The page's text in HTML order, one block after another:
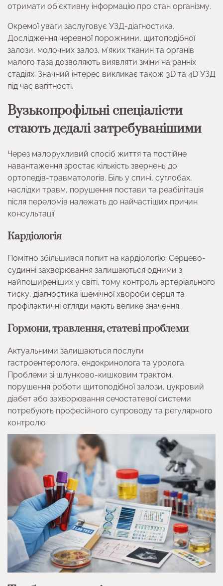
отримати об’єктивну інформацію про стан організму.
Окремої уваги заслуговує УЗД-діагностика.
Дослідження черевної порожнини, щитоподібної
залози, молочних залоз, м’яких тканин та органів
малого таза дозволяють виявляти зміни на ранніх
стадіях. Значний інтерес викликає також 3D та 4D УЗД
під час вагітності.
Вузькопрофільні спеціалісти
стають дедалі затребуванішими
Через малорухливий спосіб життя та постійне
навантаження зростає кількість звернень до
ортопедів-травматологів. Біль у спині, суглобах,
наслідки травм, порушення постави та реабілітація
після переломів належать до найчастіших причин
консультації.
Кардіологія
Помітно збільшився попит на кардіологію. Серцево-
судинні захворювання залишаються одними з
найпоширеніших у світі, тому контроль артеріального
тиску, діагностика ішемічної хвороби серця та
профілактичні огляди мають велике значення.
Гормони, травлення, статеві проблеми
Актуальними залишаються послуги
гастроентеролога, ендокринолога та уролога.
Проблеми зі шлунково-кишковим трактом,
порушення роботи щитоподібної залози, цукровий
діабет або захворювання сечостатевої системи
потребують професійного супроводу та регулярного
контролю.